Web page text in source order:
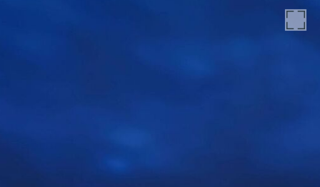
wir in einem wirtschaftlichen Naheverhältnis zur Verkäuferin